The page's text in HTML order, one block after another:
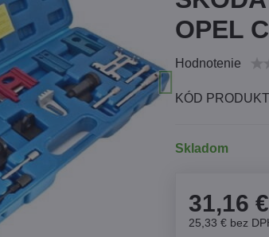
OPEL
Hodnotenie
KÓD
Skladom
31,16 €
25,33 € bez